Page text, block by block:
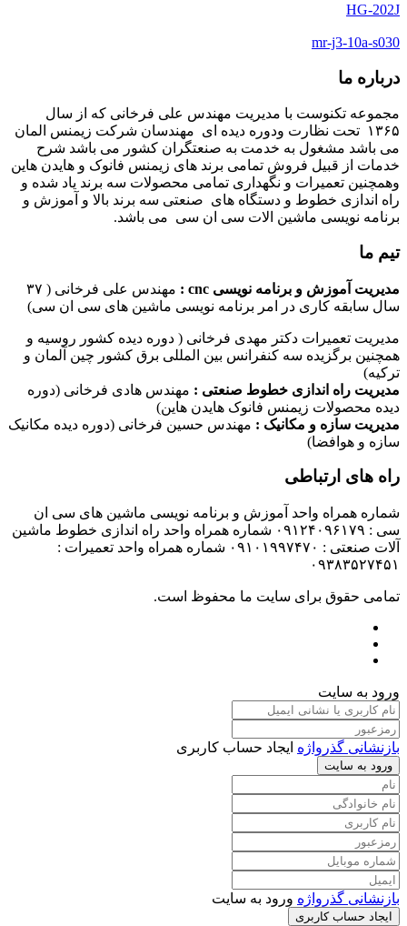
HG-202J
mr-j3-10a-s030
درباره ما
مجموعه تکنوست با مدیریت مهندس علی فرخانی که از سال
۱۳۶۵ تحت نظارت ودوره دیده ای مهندسان شرکت زیمنس المان
می باشد مشغول به خدمت به صنعتگران کشور می باشد شرح
خدمات از قبیل فروش تمامی برند های زیمنس فانوک و هایدن هاین
وهمچنین تعمیرات و نگهداری تمامی محصولات سه برند یاد شده و
راه اندازی خطوط و دستگاه های صنعتی سه برند بالا و آموزش و
برنامه نویسی ماشین الات سی ان سی می باشد.
تیم ما
مدیریت آموزش و برنامه نویسی cnc :
مهندس علی فرخانی ( ۳۷
سال سابقه کاری در امر برنامه نویسی ماشین های سی ان سی)
مدیریت تعمیرات دکتر مهدی فرخانی ( دوره دیده کشور روسیه و
همچنین برگزیده سه کنفرانس بین المللی برق کشور چین آلمان و
ترکیه)
مدیریت راه اندازی خطوط صنعتی : مهندس هادی فرخانی (دوره
دیده محصولات زیمنس فانوک هایدن هاین)
مدیریت سازه و مکانیک : مهندس حسین فرخانی (دوره دیده مکانیک
سازه و هوافضا)
راه های ارتباطی
شماره همراه واحد آموزش و برنامه نویسی ماشین های سی ان
سی : ۰۹۱۲۴۰۹۶۱۷۹ شماره همراه واحد راه اندازی خطوط ماشین
آلات صنعتی : ۰۹۱۰۱۹۹۷۴۷۰ شماره همراه واحد تعمیرات :
۰۹۳۸۳۵۲۷۴۵۱
تمامی حقوق برای سایت ما محفوظ است.
ورود به سایت
بازنشانی گذرواژه ایجاد حساب کاربری
ورود به سایت
بازنشانی گذرواژه ورود به سایت
ایجاد حساب کاربری